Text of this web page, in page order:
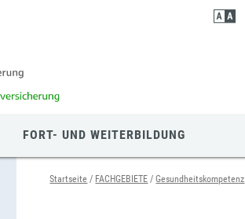
FORT- UND WEITERBILDUNG
Startseite FACHGEBIETE Gesundheitskompetenz